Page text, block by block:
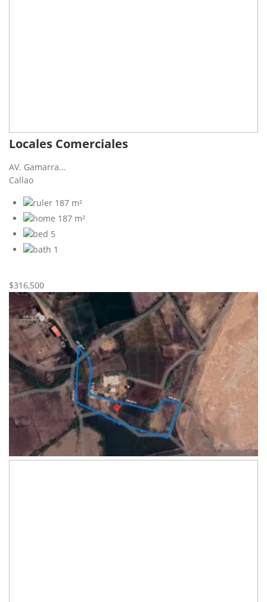
Locales Comerciales
AV. Gamarra...
Callao
187 m²
187 m²
5
1
$316,500